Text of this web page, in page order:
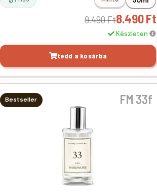
9.490 Ft8.490 Ft
Készleten
tedd a kosárba
Bestseller FM 33f